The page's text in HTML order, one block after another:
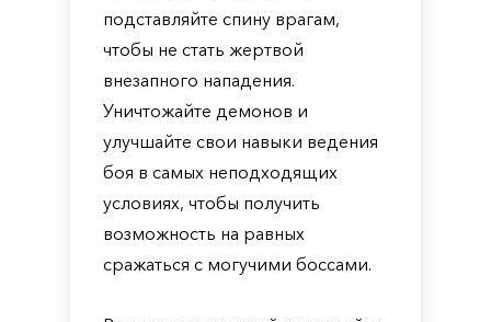
подставляйте спину врагам,
чтобы не стать жертвой
внезапного нападения.
Уничтожайте демонов и
улучшайте свои навыки ведения
боя в самых неподходящих
условиях, чтобы получить
возможность на равных
сражаться с могучими боссами.